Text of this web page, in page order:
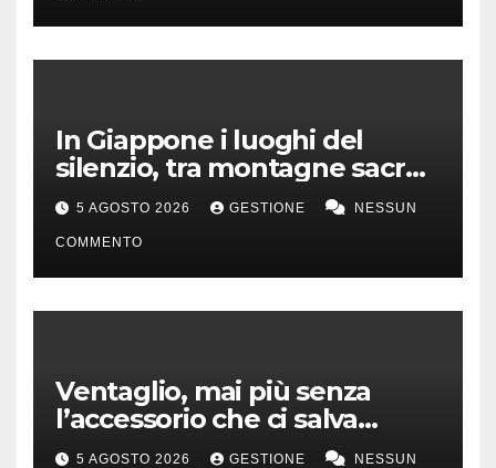
In Giappone i luoghi del
silenzio, tra montagne sacre
e isole incontaminate
5 AGOSTO 2026 GESTIONE NESSUN
COMMENTO
Ventaglio, mai più senza
l’accessorio che ci salva
dall’afa
5 AGOSTO 2026 GESTIONE NESSUN